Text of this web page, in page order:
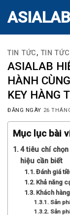
ASIALAB
TIN TỨC,TIN
ASIALAB
HÀNH
KEY HÀNG
ĐĂNG NGÀY 26
Mục lục bài
4 tiêu chí
hiệu cần biết
Đánh giá
Khả năng
Khách
Sản
Sản